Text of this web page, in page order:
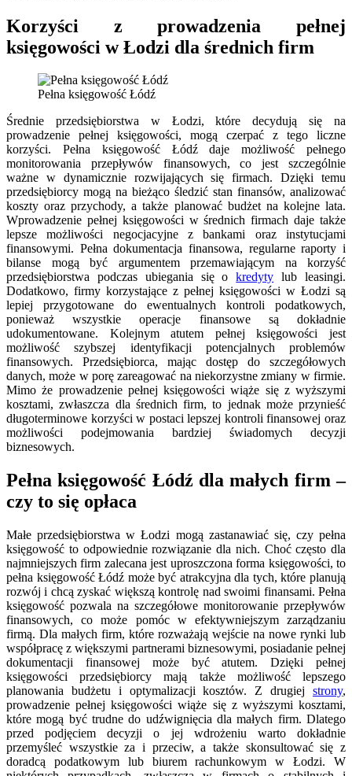
Korzyści z prowadzenia pełnej
księgowości w Łodzi dla średnich firm
Pełna księgowość Łódź
Średnie przedsiębiorstwa w Łodzi, które decydują się na
prowadzenie pełnej księgowości, mogą czerpać z tego liczne
korzyści. Pełna księgowość Łódź daje możliwość pełnego
monitorowania przepływów finansowych, co jest szczególnie
ważne w dynamicznie rozwijających się firmach. Dzięki temu
przedsiębiorcy mogą na bieżąco śledzić stan finansów, analizować
koszty oraz przychody, a także planować budżet na kolejne lata.
Wprowadzenie pełnej księgowości w średnich firmach daje także
lepsze możliwości negocjacyjne z bankami oraz instytucjami
finansowymi. Pełna dokumentacja finansowa, regularne raporty i
bilanse mogą być argumentem przemawiającym na korzyść
przedsiębiorstwa podczas ubiegania się okredyty lub leasingi.
Dodatkowo, firmy korzystające z pełnej księgowości w Łodzi są
lepiej przygotowane do ewentualnych kontroli podatkowych,
ponieważ wszystkie operacje finansowe są dokładnie
udokumentowane. Kolejnym atutem pełnej księgowości jest
możliwość szybszej identyfikacji potencjalnych problemów
finansowych. Przedsiębiorca, mając dostęp do szczegółowych
danych, może w porę zareagować na niekorzystne zmiany w firmie.
Mimo że prowadzenie pełnej księgowości wiąże się z wyższymi
kosztami, zwłaszcza dla średnich firm, to jednak może przynieść
długoterminowe korzyści w postaci lepszej kontroli finansowej oraz
możliwości podejmowania bardziej świadomych decyzji
biznesowych.
Pełna księgowość Łódź dla małych firm –
czy to się opłaca
Małe przedsiębiorstwa w Łodzi mogą zastanawiać się, czy pełna
księgowość to odpowiednie rozwiązanie dla nich. Choć często dla
najmniejszych firm zalecana jest uproszczona forma księgowości, to
pełna księgowość Łódź może być atrakcyjna dla tych, które planują
rozwój i chcą zyskać większą kontrolę nad swoimi finansami. Pełna
księgowość pozwala na szczegółowe monitorowanie przepływów
finansowych, co może pomóc w efektywniejszym zarządzaniu
firmą. Dla małych firm, które rozważają wejście na nowe rynki lub
współpracę z większymi partnerami biznesowymi, posiadanie pełnej
dokumentacji finansowej może być atutem. Dzięki pełnej
księgowości przedsiębiorcy mają także możliwość lepszego
planowania budżetu i optymalizacji kosztów. Z drugiej strony,
prowadzenie pełnej księgowości wiąże się z wyższymi kosztami,
które mogą być trudne do udźwignięcia dla małych firm. Dlatego
przed podjęciem decyzji o jej wdrożeniu warto dokładnie
przemyśleć wszystkie za i przeciw, a także skonsultować się z
doradcą podatkowym lub biurem rachunkowym w Łodzi. W